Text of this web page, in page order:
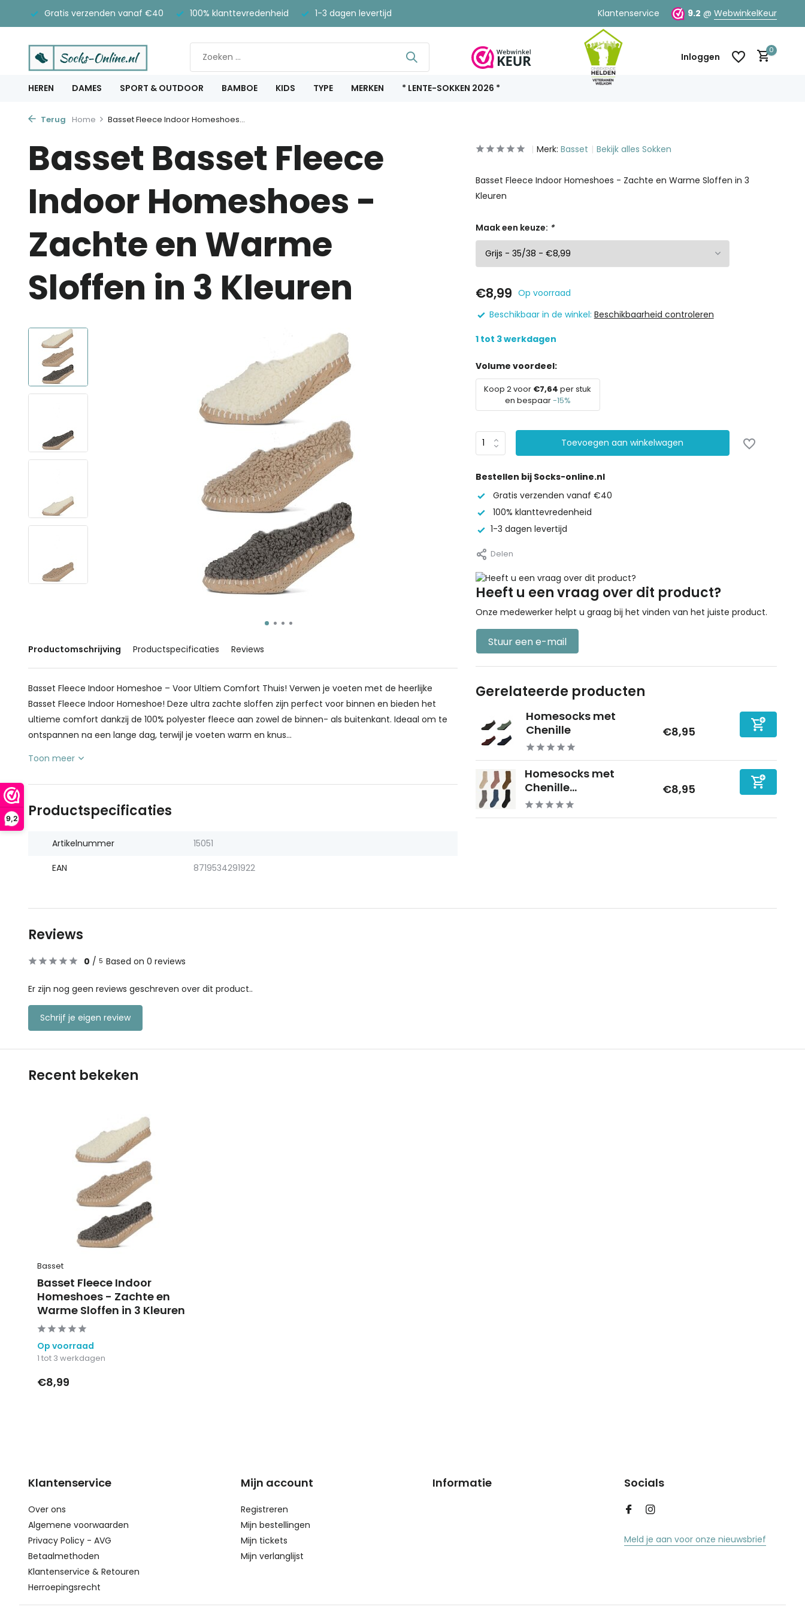
9,2
Gratis verzenden vanaf €40 100% klanttevredenheid 1-3 dagen levertijd Klantenservice 9.2 @ WebwinkelKeur
Inloggen
0
HEREN DAMES SPORT & OUTDOOR BAMBOE KIDS TYPE MERKEN * LENTE-SOKKEN 2026 *
Terug Home Basset Fleece Indoor Homeshoes...
Basset Basset Fleece
Indoor Homeshoes -
Zachte en Warme
Sloffen in 3 Kleuren
Productomschrijving Productspecificaties Reviews
Basset Fleece Indoor Homeshoe – Voor Ultiem Comfort Thuis! Verwen je voeten met de heerlijke
Basset Fleece Indoor Homeshoe! Deze ultra zachte sloffen zijn perfect voor binnen en bieden het
ultieme comfort dankzij de 100% polyester fleece aan zowel de binnen- als buitenkant. Ideaal om te
ontspannen na een lange dag, terwijl je voeten warm en knus...
Toon meer
Productspecificaties
Artikelnummer 15051
EAN 8719534291922
Merk: Basset Bekijk alles Sokken
Basset Fleece Indoor Homeshoes - Zachte en Warme Sloffen in 3
Kleuren
Maak een keuze: *
€8,99 Op voorraad
Beschikbaar in de winkel: Beschikbaarheid controleren
1 tot 3 werkdagen
Volume voordeel:
Koop 2 voor €7,64 per stuk
en bespaar-15%
Toevoegen aan winkelwagen
Bestellen bij Socks-online.nl
Gratis verzenden vanaf €40
100% klanttevredenheid
1-3 dagen levertijd
Delen
Heeft u een vraag over dit product?
Onze medewerker helpt u graag bij het vinden van het juiste product.
Stuur een e-mail
Gerelateerde producten
Homesocks met
Chenille
€8,95
Homesocks met
Chenille...
€8,95
Reviews
0 / 5 Based on 0 reviews
Er zijn nog geen reviews geschreven over dit product..
Schrijf je eigen review
Recent bekeken
Basset
Basset Fleece Indoor
Homeshoes - Zachte en
Warme Sloffen in 3 Kleuren
Op voorraad
1 tot 3 werkdagen
€8,99
Klantenservice
Over ons
Algemene voorwaarden
Privacy Policy - AVG
Betaalmethoden
Klantenservice & Retouren
Herroepingsrecht
Mijn account
Registreren
Mijn bestellingen
Mijn tickets
Mijn verlanglijst
Informatie Socials
Meld je aan voor onze nieuwsbrief